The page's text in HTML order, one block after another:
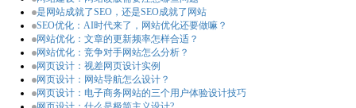
是网站成就了SEO，还是SEO成就了网站
SEO优化：AI时代来了，网站优化还要做嘛？
网站优化：文章的更新频率怎样合适？
网站优化：竞争对手网站怎么分析？
网页设计：视差网页设计实例
网页设计：网站导航怎么设计？
网页设计：电子商务网站的三个用户体验设计技巧